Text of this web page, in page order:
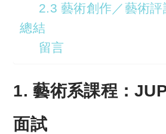
2.3 藝術創作／藝術評
總結
留言
1. 藝術系課程：
面試